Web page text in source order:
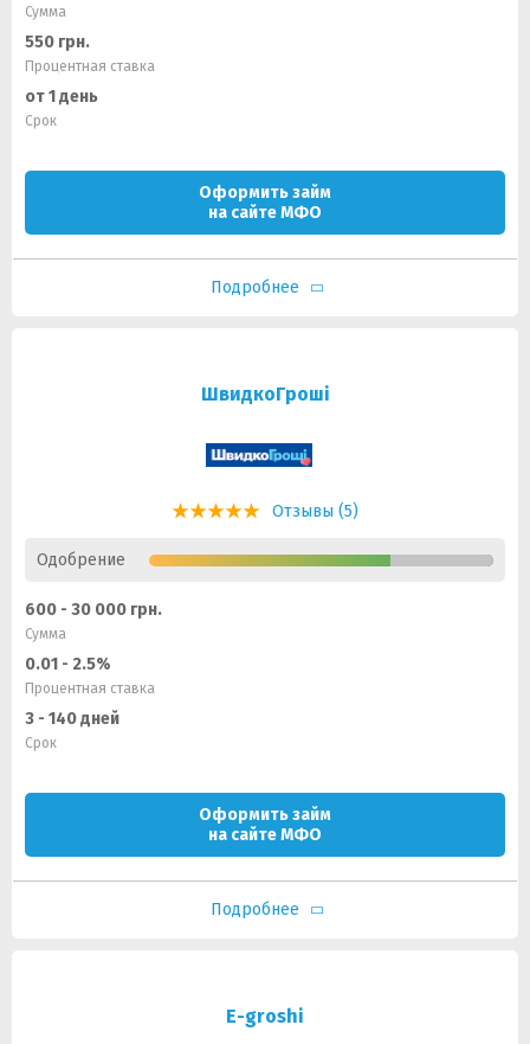
Сумма
550 грн.
Процентная ставка
от 1 день
Срок
Оформить займ
на сайте МФО
Подробнее
ШвидкоГроші
Отзывы (5)
Одобрение
600 - 30 000 грн.
Сумма
0.01 - 2.5%
Процентная ставка
3 - 140 дней
Срок
Оформить займ
на сайте МФО
Подробнее
E-groshi